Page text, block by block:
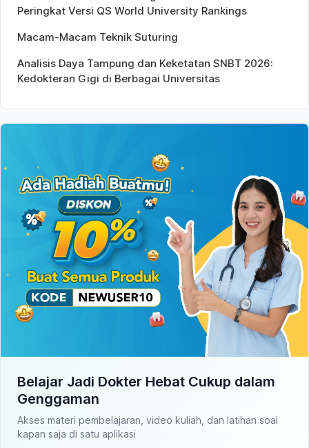
Peringkat Versi QS World University Rankings
Macam-Macam Teknik Suturing
Analisis Daya Tampung dan Keketatan SNBT 2026:
Kedokteran Gigi di Berbagai Universitas
Belajar Jadi Dokter Hebat Cukup dalam
Genggaman
Akses materi pembelajaran, video kuliah, dan latihan soal
kapan saja di satu aplikasi